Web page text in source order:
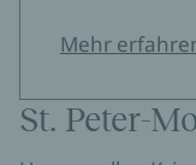
Mehr
St. Peter-